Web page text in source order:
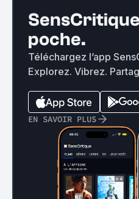
poche.
Téléchargez l’app
Explorez. Vibrez.
EN SAVOIR PLUS